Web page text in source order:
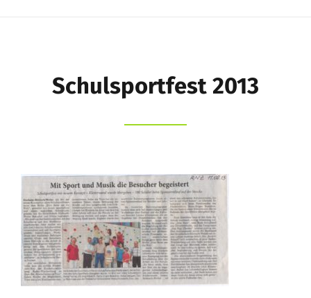
Förderverein
Suche
nach:
Schulsportfest 2013